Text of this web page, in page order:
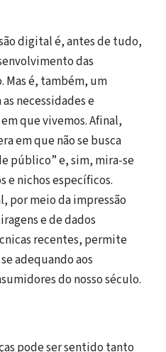
digital é, antes de tudo,
das
Mas é, também, um
necessidades e
que vivemos. Afinal,
em que não se busca
público” e, sim, mira-se
e nichos específicos.
por meio da impressão
e de dados
recentes, permite
adequando aos
do nosso século.
pode ser sentido tanto